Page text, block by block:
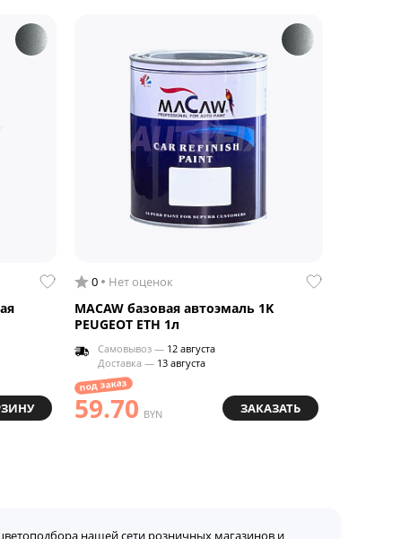
0 Нет оценок
MACAW базовая автоэмаль 1K
PEUGEOT ETH 1л
Самовывоз — 12 августа
Доставка — 13 августа
под заказ
59.70 BYN ЗАКАЗАТЬ
нашей сети розничных магазинов и